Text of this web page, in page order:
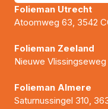
Folieman Utrecht
Atoomweg 63, 3542
Folieman Zeeland
Nieuwe
Folieman Almere
Saturnussingel 310,